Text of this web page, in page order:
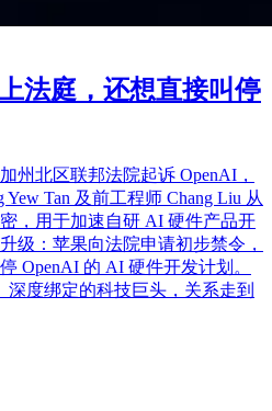
法庭，还想直接叫停
州北区联邦法院起诉 OpenAI，
Tan 及前工程师 Chang Liu 从
，用于加速自研 AI 硬件产品开
级：苹果向法院申请初步禁令，
OpenAI 的 AI 硬件开发计划。
深度绑定的科技巨头，关系走到